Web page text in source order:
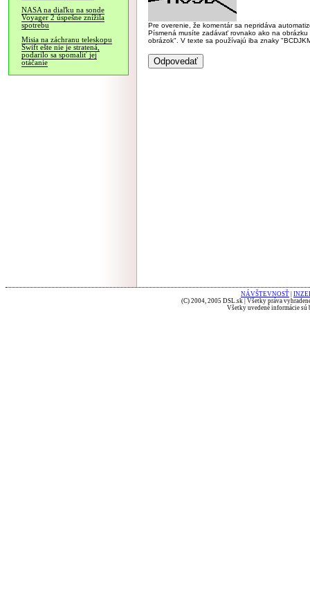
NASA na diaľku na sonde
Voyager 2 úspešne znížila
spotrebu
Misia na záchranu teleskopu
Swift ešte nie je stratená,
podarilo sa spomaliť jej
otáčanie
Pre overenie, že komentár sa nepridáva
Písmená musíte zadávať rovnako ako na
obrázok". V texte sa používajú iba znaky
NÁVŠTEVNOSŤ
(C) 2004, 2005 DSL.sk | Všetky práva
Všetky uvedené informácie sú